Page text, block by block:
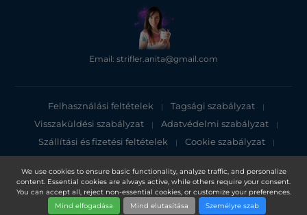
We use cookies to ensure basic functionality, analyze traffic, and personalize
content. Essential cookies are always active, while others require your consent.
You can accept all, reject non-essential cookies, or customize your preferences.
Mind elfogadása
Mind elutasítása Személyre szab
Email: strifler.anita@gmail.com
Felhasználási feltételek | Tagsági szabályzat |
Visszaküldési szabályzat | Adatvédelmi szabályzat |
Szállítási és fizetési feltételek | Cookie szabályzat |
Adatvédelmi tájékoztató
Copyright 2025, DXN Holdings Bhd. 199501033918 (363120-V)